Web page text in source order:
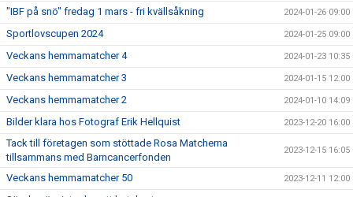
"IBF på snö" fredag 1 mars - fri kvällsåkning 2024-01-26 09:00
Sportlovscupen 2024 2024-01-25 09:00
Veckans hemmamatcher 4 2024-01-23 10:35
Veckans hemmamatcher 3 2024-01-15 12:00
Veckans hemmamatcher 2 2024-01-10 14:09
Bilder klara hos Fotograf Erik Hellquist 2023-12-20 16:00
Tack till företagen som stöttade Rosa Matcherna
tillsammans med Barncancerfonden
2023-12-15 16:05
Veckans hemmamatcher 50 2023-12-11 12:00